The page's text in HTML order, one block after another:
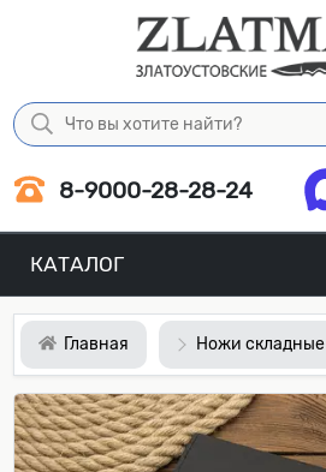
8-9000-28-28-24
КАТАЛОГ
Главная Ножи складные